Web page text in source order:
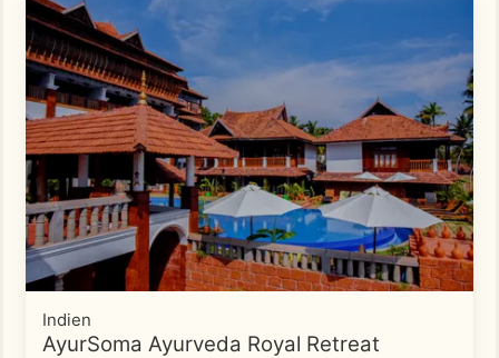
Indien
AyurSoma Ayurveda Royal Retreat